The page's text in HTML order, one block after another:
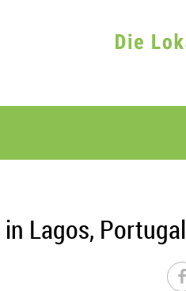
Lagos, Portugal